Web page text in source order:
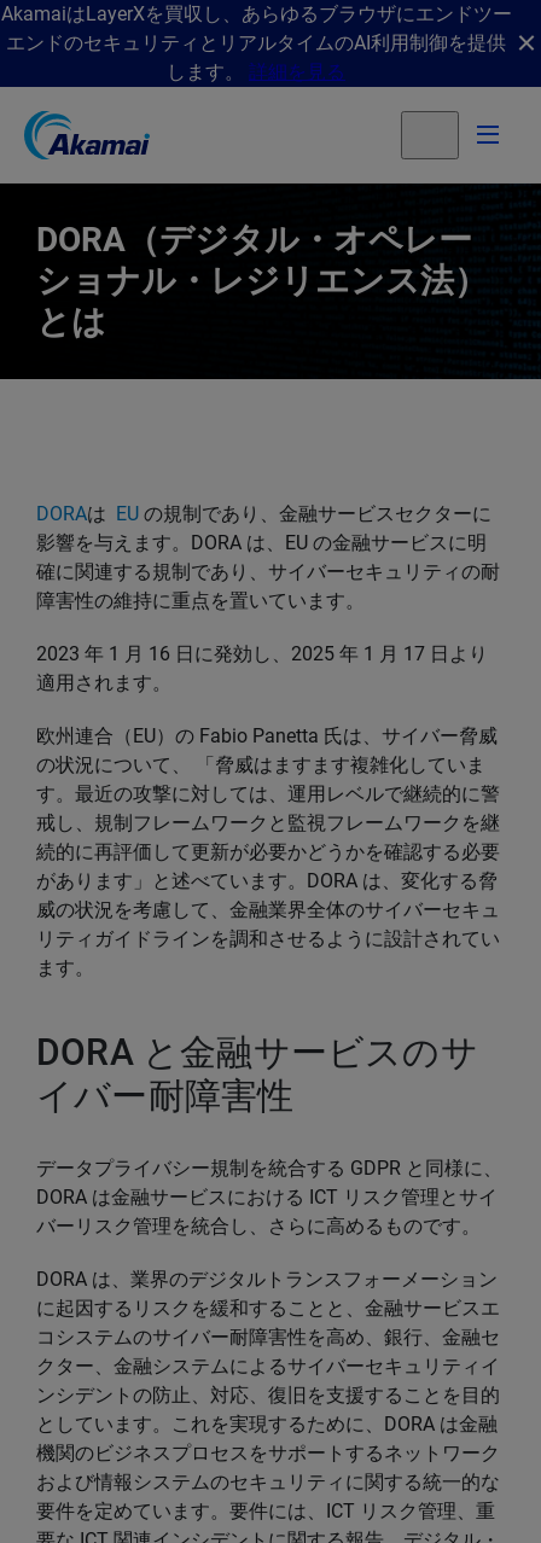
AkamaiはLayerXを買収し、あらゆるブラウザにエンドツー
エンドのセキュリティとリアルタイムのAI利用制御を提供
します。 詳細を見る
DORA（デジタル・オペレー
ショナル・レジリエンス法）
とは
DORAは EU の規制であり、金融サービスセクターに
影響を与えます。DORA は、EU の金融サービスに明
確に関連する規制であり、サイバーセキュリティの耐
障害性の維持に重点を置いています。
2023 年 1 月 16 日に発効し、2025 年 1 月 17 日より
適用されます。
欧州連合（EU）の Fabio Panetta 氏は、サイバー脅威
の状況について、 「脅威はますます複雑化していま
す。最近の攻撃に対しては、運用レベルで継続的に警
戒し、規制フレームワークと監視フレームワークを継
続的に再評価して更新が必要かどうかを確認する必要
があります」と述べています。DORA は、変化する脅
威の状況を考慮して、金融業界全体のサイバーセキュ
リティガイドラインを調和させるように設計されてい
ます。
DORA と金融サービスのサ
イバー耐障害性
データプライバシー規制を統合する GDPR と同様に、
DORA は金融サービスにおける ICT リスク管理とサイ
バーリスク管理を統合し、さらに高めるものです。
DORA は、業界のデジタルトランスフォーメーション
に起因するリスクを緩和することと、金融サービスエ
コシステムのサイバー耐障害性を高め、銀行、金融セ
クター、金融システムによるサイバーセキュリティイ
ンシデントの防止、対応、復旧を支援することを目的
としています。これを実現するために、DORA は金融
機関のビジネスプロセスをサポートするネットワーク
および情報システムのセキュリティに関する統一的な
要件を定めています。要件には、ICT リスク管理、重